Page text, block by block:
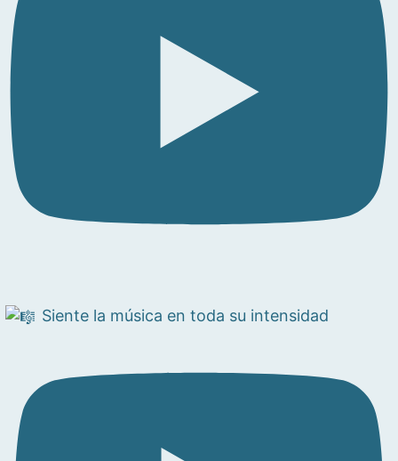
Siente la música en toda su intensidad